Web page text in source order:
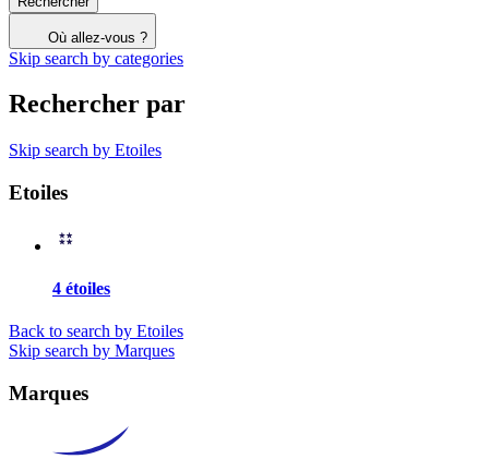
Où allez-vous ?
Skip search by categories
Rechercher par
Skip search by Etoiles
Etoiles
4 étoiles
Back to search by Etoiles
Skip search by Marques
Marques